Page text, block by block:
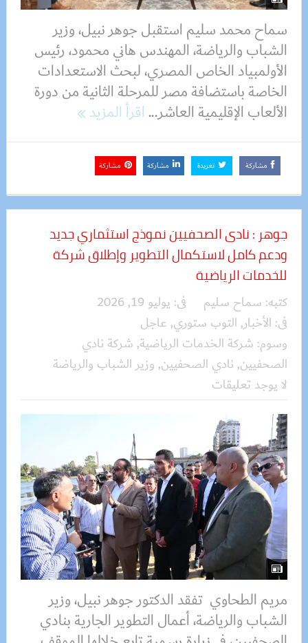
سماح محمد سليم استقبل جوهر نبيل، وزير
الشباب والرياضة، المهندس هاني محمود، رئيس
الأولمبياد الخاص المصري، لبحث الاستعدادات
الخاصة باستضافة مصر للمرحلة الثانية من دورة
الألعاب الإقليمية العاشر...اقرأ المزيد
مشاركة تغريدة مشاركة مشاركة
جوهر : نادى الصحفيين نموذج استثماري جديد
ودعم كامل لاستكمال التطوير وإطلاق شركة
للخدمات الرياضية
كتبه: سماح سليم فى: يوليو 19, 2026
فى: الأخبار, التوب ستوري, عاجل
وسوم: شركة الخدمات الرياضية, شركة نادي
الصحفيين, نادي الصحفيين, وزير الشباب والرياضة
لا يوجد تعليقات
مريم الطحاوي تفقد الدكتور جوهر نبيل، وزير
الشباب والرياضة، أعمال التطوير الجارية بنادي